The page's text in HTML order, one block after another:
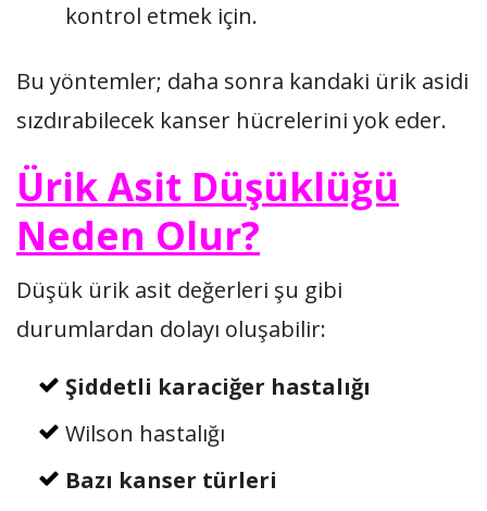
kontrol etmek için.
Bu yöntemler; daha sonra kandaki ürik asidi
sızdırabilecek kanser hücrelerini yok eder.
Ürik Asit Düşüklüğü
Neden Olur?
Düşük ürik asit değerleri şu gibi
durumlardan dolayı oluşabilir:
Şiddetli karaciğer hastalığı
Wilson hastalığı
Bazı kanser türleri